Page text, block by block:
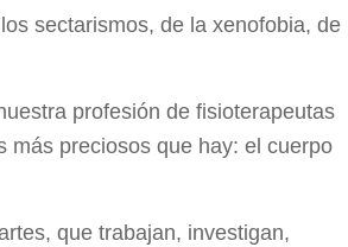
sectarismos, de la xenofobia, de
profesión de fisioterapeutas
más preciosos que hay: el cuerpo
que trabajan, investigan,